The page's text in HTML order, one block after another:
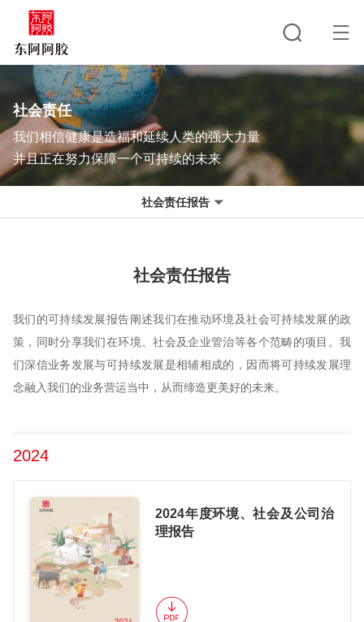
社会责任
我们相信健康是造福和延续人类的强大力量
并且正在努力保障一个可持续的未来
社会责任报告
社会责任报告
我们的可持续发展报告阐述我们在推动环境及社会可持续发展的政
策，同时分享我们在环境、社会及企业管治等各个范畴的项目。我
们深信业务发展与可持续发展是相辅相成的，因而将可持续发展理
念融入我们的业务营运当中，从而缔造更美好的未来。
2024
2024年度环境、社会及公司治
理报告